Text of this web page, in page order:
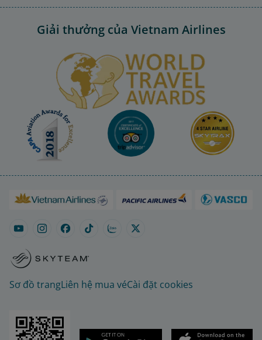
Giải thưởng của Vietnam Airlines
Sơ đồ trangLiên hệ mua véCài đặt cookies